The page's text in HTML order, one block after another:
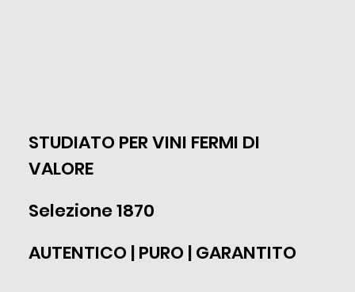
STUDIATO PER VINI FERMI DI
VALORE
Selezione 1870
AUTENTICO | PURO | GARANTITO